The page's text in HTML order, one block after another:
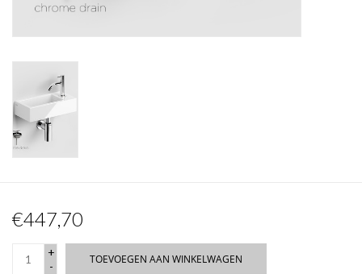
€447,70
+
-
TOEVOEGEN AAN WINKELWAGEN